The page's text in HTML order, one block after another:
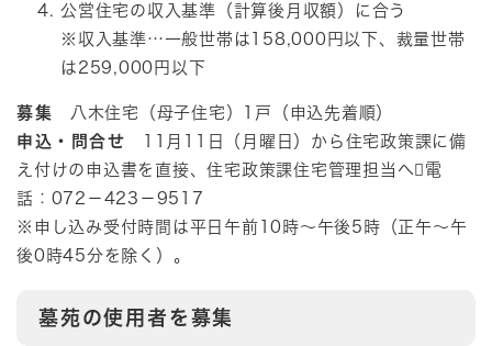
公営住宅の収入基準（計算後月収額）に合う
※収入基準…一般世帯は158,000円以下、裁量世帯
は259,000円以下
募集 八木住宅（母子住宅）1戸（申込先着順）
申込・問合せ 11月11日（月曜日）から住宅政策課に備
え付けの申込書を直接、住宅政策課住宅管理担当へ電
話：072－423－9517
※申し込み受付時間は平日午前10時～午後5時（正午～午
後0時45分を除く）。
​​墓苑の使用者を募集